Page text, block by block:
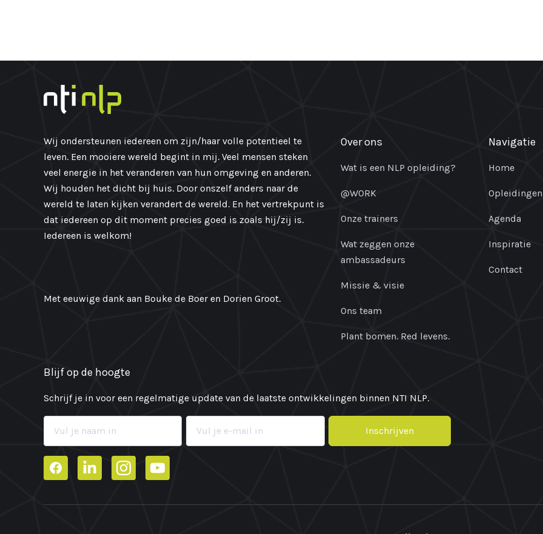
Wij ondersteunen iedereen om zijn/haar volle potentieel te
leven. Een mooiere wereld begint in mij. Veel mensen steken
veel energie in het veranderen van hun omgeving en anderen.
Wij houden het dicht bij huis. Door onszelf anders naar de
wereld te laten kijken verandert de wereld. En het vertrekpunt is
dat iedereen op dit moment precies goed is zoals hij/zij is.
Iedereen is welkom!
Met eeuwige dank aan Bouke de Boer en Dorien Groot.
Over ons
Wat is een NLP opleiding?
@WORK
Onze trainers
Wat zeggen onze
ambassadeurs
Missie & visie
Ons team
Plant bomen. Red levens.
Navigatie
Home
Opleidingen
Agenda
Inspiratie
Contact
Blijf op de hoogte
Schrijf je in voor een regelmatige update van de laatste ontwikkelingen binnen NTI NLP.
Inschrijven
FacebookLinkedInInstagramYouTube